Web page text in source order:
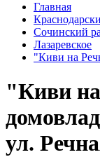
Главная
Сочинский
Лазаревское
"Киви на
"Киви
ул.